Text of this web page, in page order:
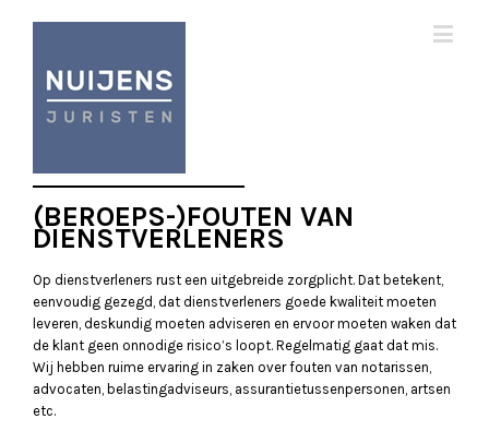
(BEROEPS-)FOUTEN VAN
DIENSTVERLENERS
Op dienstverleners rust een uitgebreide zorgplicht. Dat betekent,
eenvoudig gezegd, dat dienstverleners goede kwaliteit moeten
leveren, deskundig moeten adviseren en ervoor moeten waken dat
de klant geen onnodige risico’s loopt. Regelmatig gaat dat mis.
Wij hebben ruime ervaring in zaken over fouten van notarissen,
advocaten, belastingadviseurs, assurantietussenpersonen, artsen
etc.